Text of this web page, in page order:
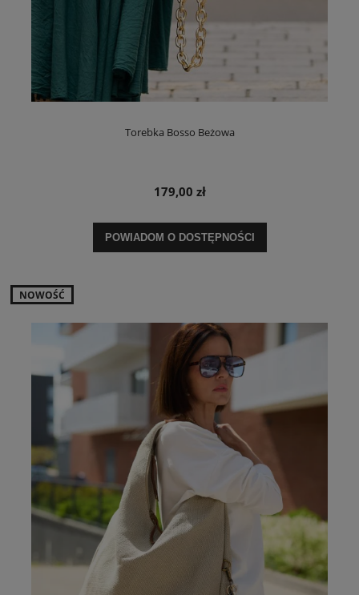
Torebka Bosso Beżowa
179,00 zł
POWIADOM O DOSTĘPNOŚCI
NOWOŚĆ